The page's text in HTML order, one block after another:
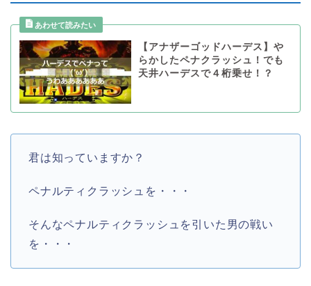
【アナザーゴッドハーデス】や
らかしたペナクラッシュ！でも
天井ハーデスで４桁乗せ！？
君は知っていますか？
ペナルティクラッシュを・・・
そんなペナルティクラッシュを引いた男の戦い
を・・・